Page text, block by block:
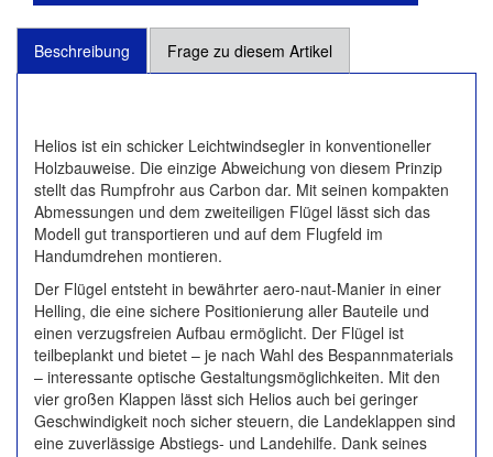
Beschreibung Frage zu diesem Artikel
Helios ist ein schicker Leichtwindsegler in konventioneller
Holzbauweise. Die einzige Abweichung von diesem Prinzip
stellt das Rumpfrohr aus Carbon dar. Mit seinen kompakten
Abmessungen und dem zweiteiligen Flügel lässt sich das
Modell gut transportieren und auf dem Flugfeld im
Handumdrehen montieren.
Der Flügel entsteht in bewährter aero-naut-Manier in einer
Helling, die eine sichere Positionierung aller Bauteile und
einen verzugsfreien Aufbau ermöglicht. Der Flügel ist
teilbeplankt und bietet – je nach Wahl des Bespannmaterials
– interessante optische Gestaltungsmöglichkeiten. Mit den
vier großen Klappen lässt sich Helios auch bei geringer
Geschwindigkeit noch sicher steuern, die Landeklappen sind
eine zuverlässige Abstiegs- und Landehilfe. Dank seines